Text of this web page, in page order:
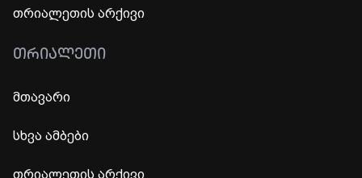
თრიალეთის არქივი
ᲗᲠᲘᲐᲚᲔᲗᲘ
მთავარი
სხვა ამბები
თრიალეთის არქივი